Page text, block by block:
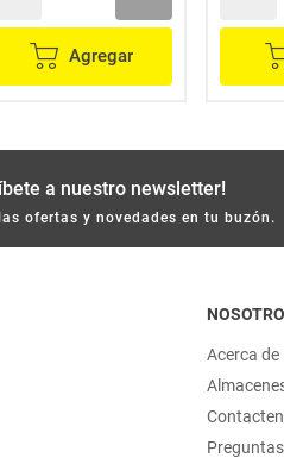
Agregar
a nuestro newsletter!
ofertas y novedades en tu buzón.
Acerca